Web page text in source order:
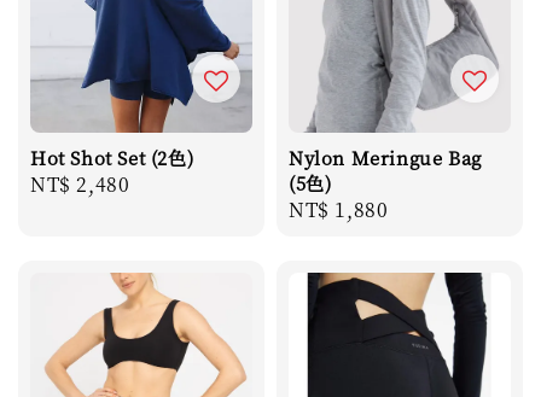
Hot Shot Set (2色)
Regular
NT$ 2,480
Nylon Meringue Bag
(5色)
Regular
NT$ 1,880